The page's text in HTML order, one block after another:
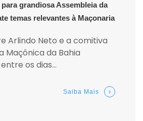
grandiosa Assembleia da
temas relevantes à Maçonaria
Arlindo Neto e a comitiva
Maçônica da Bahia
os dias...
Saiba Mais